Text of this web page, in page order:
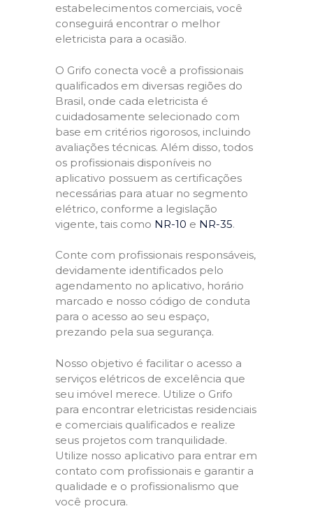
estabelecimentos comerciais, você
conseguirá encontrar o melhor
eletricista para a ocasião.
O Grifo conecta você a profissionais
qualificados em diversas regiões do
Brasil, onde cada eletricista é
cuidadosamente selecionado com
base em critérios rigorosos, incluindo
avaliações técnicas. Além disso, todos
os profissionais disponíveis no
aplicativo possuem as certificações
necessárias para atuar no segmento
elétrico, conforme a legislação
vigente, tais como NR-10 e NR-35.
Conte com profissionais responsáveis,
devidamente identificados pelo
agendamento no aplicativo, horário
marcado e nosso código de conduta
para o acesso ao seu espaço,
prezando pela sua segurança.
Nosso objetivo é facilitar o acesso a
serviços elétricos de excelência que
seu imóvel merece. Utilize o Grifo
para encontrar eletricistas residenciais
e comerciais qualificados e realize
seus projetos com tranquilidade.
Utilize nosso aplicativo para entrar em
contato com profissionais e garantir a
qualidade e o profissionalismo que
você procura.